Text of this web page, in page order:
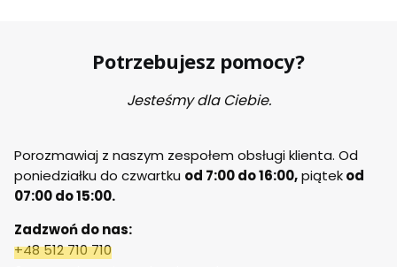
Potrzebujesz pomocy?
Jesteśmy dla Ciebie.
Porozmawiaj z naszym zespołem obsługi klienta. Od
poniedziałku do czwartku od 7:00 do 16:00,piątekod
07:00 do 15:00.
Zadzwoń do nas:
+48 512 710 710